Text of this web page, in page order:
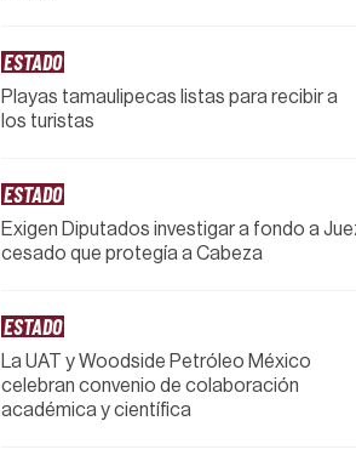
ESTADO
Playas tamaulipecas listas para recibir a
los turistas
ESTADO
Exigen Diputados investigar a fondo a
cesado que protegía a Cabeza
ESTADO
La UAT y Woodside Petróleo México
celebran convenio de colaboración
académica y científica